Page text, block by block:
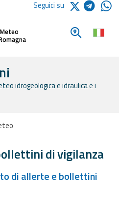
Seguici su
Cerca un
idrogeologica e idraulica e i
di vigilanza
di allerte e bollettini